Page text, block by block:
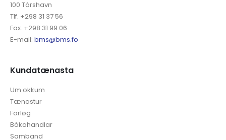
100 Tórshavn
Tlf. +298 31 37 56
Fax. +298 31 99 06
E-mail: bms@bms.fo
Kundatænasta
Um okkum
Tænastur
Forløg
Bókahandlar
Samband